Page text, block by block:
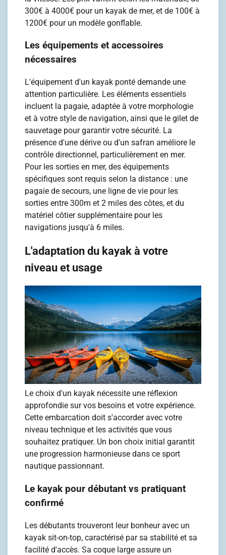
300€ à 4000€ pour un kayak de mer, et de 100€ à
1200€ pour un modèle gonflable.
Les équipements et accessoires
nécessaires
L'équipement d'un kayak ponté demande une
attention particulière. Les éléments essentiels
incluent la pagaie, adaptée à votre morphologie
et à votre style de navigation, ainsi que le gilet de
sauvetage pour garantir votre sécurité. La
présence d'une dérive ou d'un safran améliore le
contrôle directionnel, particulièrement en mer.
Pour les sorties en mer, des équipements
spécifiques sont requis selon la distance : une
pagaie de secours, une ligne de vie pour les
sorties entre 300m et 2 miles des côtes, et du
matériel côtier supplémentaire pour les
navigations jusqu'à 6 miles.
L'adaptation du kayak à votre
niveau et usage
Le choix d'un kayak nécessite une réflexion
approfondie sur vos besoins et votre expérience.
Cette embarcation doit s'accorder avec votre
niveau technique et les activités que vous
souhaitez pratiquer. Un bon choix initial garantit
une progression harmonieuse dans ce sport
nautique passionnant.
Le kayak pour débutant vs pratiquant
confirmé
Les débutants trouveront leur bonheur avec un
kayak sit-on-top, caractérisé par sa stabilité et sa
facilité d'accès. Sa coque large assure un